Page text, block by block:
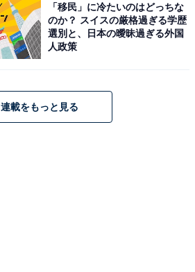
「移民」に冷たいのはどっちな
のか？ スイスの厳格過ぎる学歴
選別と、日本の曖昧過ぎる外国
人政策
連載をもっと見る